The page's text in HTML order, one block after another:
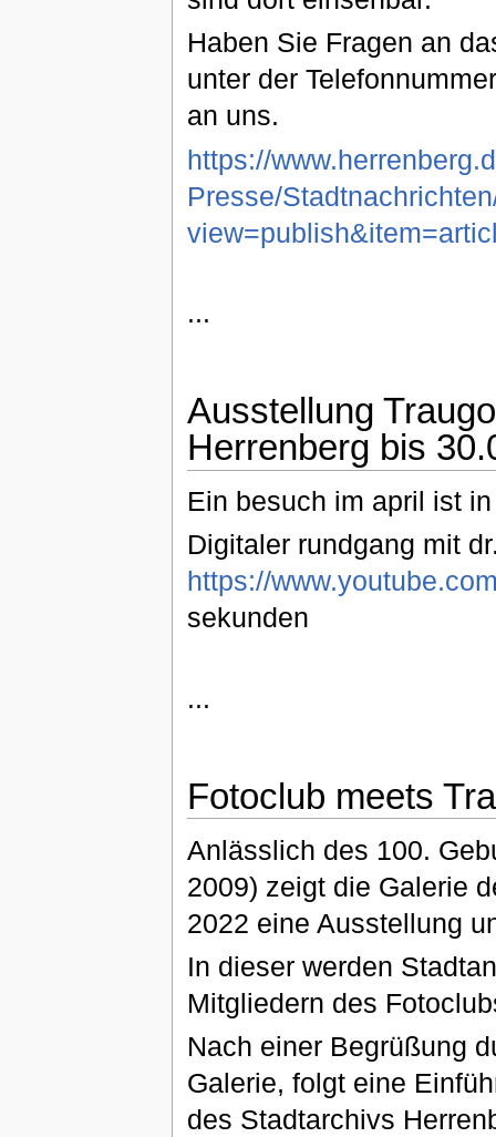
Haben Sie Fragen an
unter der
an uns.
https://
Presse/
...
Ausstellung
Herrenberg bis
Ein besuch im april ist
Digitaler rundgang mit
https://
sekunden
...
Fotoclub meets
Anlässlich des 100.
2009) zeigt die Galerie
2022 eine Ausstellung
In dieser werden
Mitgliedern des
Nach einer Begrüßung
Galerie, folgt eine
des Stadtarchivs